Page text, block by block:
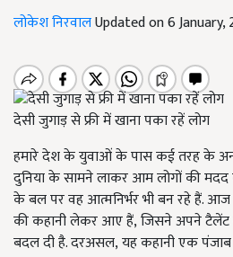
लोकेश निरवालUpdated on 6 January,
देसी जुगाड़ से फ्री में खाना पका रहें लोग
हमारे देश के युवाओं के पास कई तरह के
दुनिया के सामने लाकर आम लोगों की
के बल पर वह आत्मनिर्भर भी बन रहे हैं.
की कहानी लेकर आए हैं, जिसने अपने टैलेंट
बदल दी है. दरअसल, यह कहानी एक